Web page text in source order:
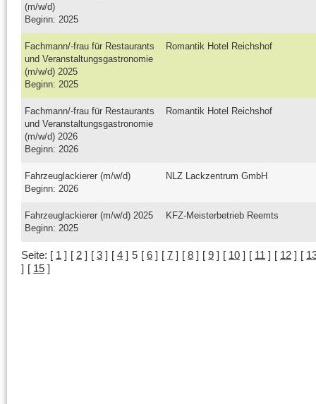
(m/w/d)
Beginn: 2025
Fachmann/-frau für Restaurants
und Veranstaltungsgastronomie
(m/w/d) 2025
Beginn: 2025
Romantik Hotel Reichshof
Fachmann/-frau für Restaurants
und Veranstaltungsgastronomie
(m/w/d) 2026
Beginn: 2026
Romantik Hotel Reichshof
Fahrzeuglackierer (m/w/d)
Beginn: 2026
NLZ Lackzentrum GmbH
Fahrzeuglackierer (m/w/d) 2025
Beginn: 2025
KFZ-Meisterbetrieb Reemts
Seite: [ 1 ] [ 2 ] [ 3 ] [ 4 ] 5 [ 6 ] [ 7 ] [ 8 ] [ 9 ] [ 10 ] [ 11 ] [ 12 ] [
] [ 15 ]